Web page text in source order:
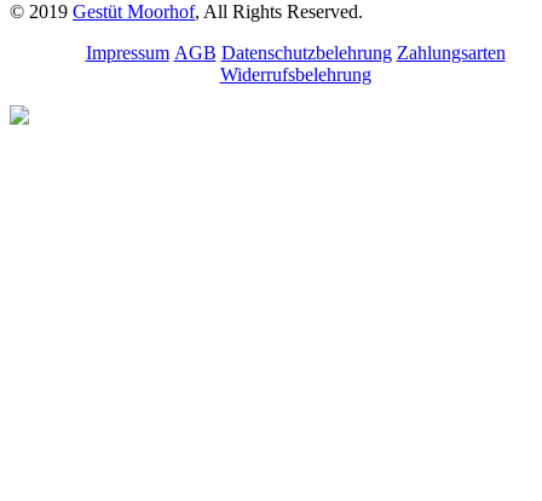
© 2019 Gestüt Moorhof, All Rights Reserved.
Impressum AGB Datenschutzbelehrung Zahlungsarten
Widerrufsbelehrung